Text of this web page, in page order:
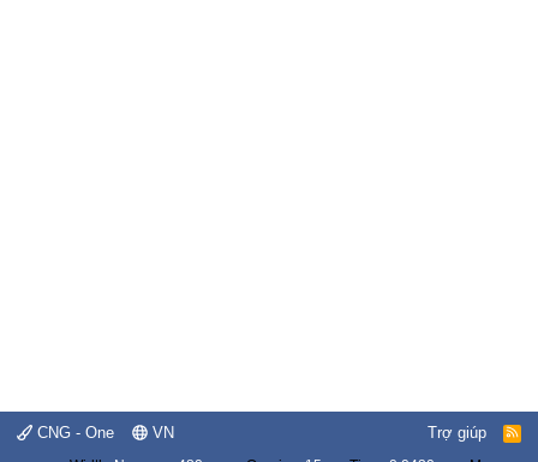
CNG - One VN Trợ giúp
R